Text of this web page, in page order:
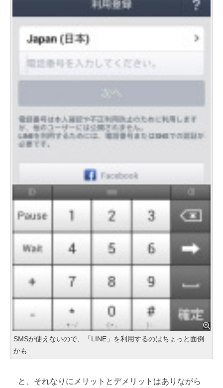
SMSが使えないので、「LINE」を利用するのはちょっと面倒
かも
と、それなりにメリットとデメリットはありながら